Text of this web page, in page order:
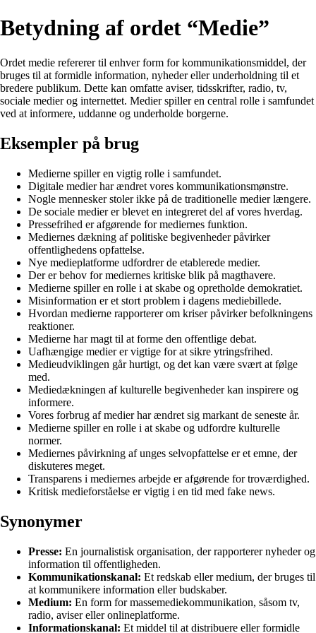
Betydning af ordet “Medie”
Ordet medie refererer til enhver form for kommunikationsmiddel, der
bruges til at formidle information, nyheder eller underholdning til et
bredere publikum. Dette kan omfatte aviser, tidsskrifter, radio, tv,
sociale medier og internettet. Medier spiller en central rolle i samfundet
ved at informere, uddanne og underholde borgerne.
Eksempler på brug
Medierne spiller en vigtig rolle i samfundet.
Digitale medier har ændret vores kommunikationsmønstre.
Nogle mennesker stoler ikke på de traditionelle medier længere.
De sociale medier er blevet en integreret del af vores hverdag.
Pressefrihed er afgørende for mediernes funktion.
Mediernes dækning af politiske begivenheder påvirker
offentlighedens opfattelse.
Nye medieplatforme udfordrer de etablerede medier.
Der er behov for mediernes kritiske blik på magthavere.
Medierne spiller en rolle i at skabe og opretholde demokratiet.
Misinformation er et stort problem i dagens mediebillede.
Hvordan medierne rapporterer om kriser påvirker befolkningens
reaktioner.
Medierne har magt til at forme den offentlige debat.
Uafhængige medier er vigtige for at sikre ytringsfrihed.
Medieudviklingen går hurtigt, og det kan være svært at følge
med.
Mediedækningen af kulturelle begivenheder kan inspirere og
informere.
Vores forbrug af medier har ændret sig markant de seneste år.
Medierne spiller en rolle i at skabe og udfordre kulturelle
normer.
Mediernes påvirkning af unges selvopfattelse er et emne, der
diskuteres meget.
Transparens i mediernes arbejde er afgørende for troværdighed.
Kritisk medieforståelse er vigtig i en tid med fake news.
Synonymer
Presse: En journalistisk organisation, der rapporterer nyheder og
information til offentligheden.
Kommunikationskanal: Et redskab eller medium, der bruges til
at kommunikere information eller budskaber.
Medium: En form for massemediekommunikation, såsom tv,
radio, aviser eller onlineplatforme.
Informationskanal: Et middel til at distribuere eller formidle